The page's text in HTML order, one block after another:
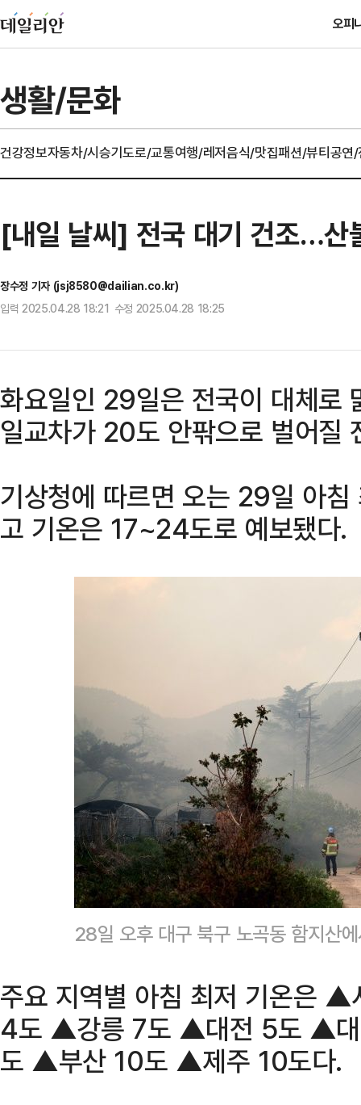
오피
생활/문화
건강정보자동차/시승기도로/교통여행/레저음식/맛집패션/뷰티공연
[내일 날씨] 전국 대기 건조…산
장수정 기자 (jsj8580@dailian.co.kr)
입력 2025.04.28 18:21 수정 2025.04.28 18:25
화요일인 29일은 전국이 대체로
일교차가 20도 안팎으로 벌어질
기상청에 따르면 오는 29일 아
고 기온은 17~24도로 예보됐다.
28일 오후 대구 북구 노곡동 함지산
주요 지역별 아침 최저 기온은
4도 ▲강릉 7도 ▲대전 5도 ▲
도 ▲부산 10도 ▲제주 10도다.